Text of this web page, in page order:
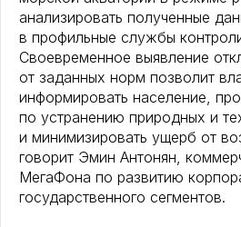
анализировать полученные
в профильные службы
Своевременное выявление
от заданных норм позволит
информировать население,
по устранению природных и
и минимизировать ущерб от
говорит Эмин Антонян,
МегаФона по развитию
государственного сегментов.